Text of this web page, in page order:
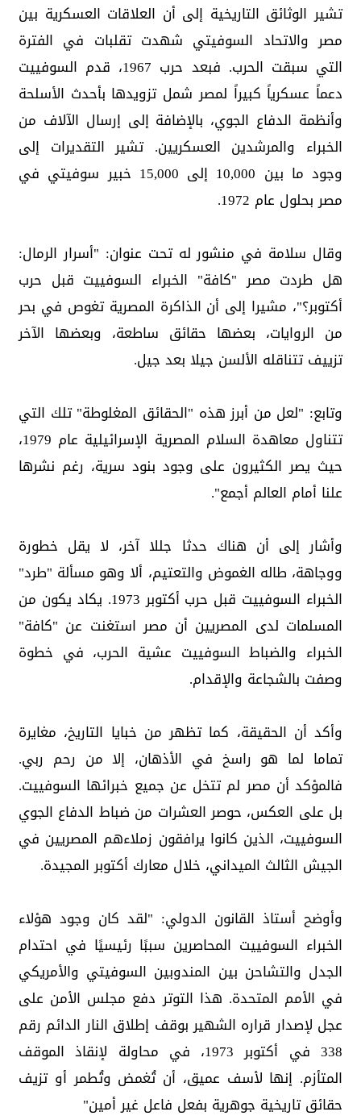
تشير الوثائق التاريخية إلى أن العلاقات العسكرية بين
مصر والاتحاد السوفيتي شهدت تقلبات في الفترة
التي سبقت الحرب. فبعد حرب 1967، قدم السوفييت
دعماً عسكرياً كبيراً لمصر شمل تزويدها بأحدث الأسلحة
وأنظمة الدفاع الجوي، بالإضافة إلى إرسال الآلاف من
الخبراء والمرشدين العسكريين. تشير التقديرات إلى
وجود ما بين 10,000 إلى 15,000 خبير سوفيتي في
مصر بحلول عام 1972.
وقال سلامة في منشور له تحت عنوان: "أسرار الرمال:
هل طردت مصر "كافة" الخبراء السوفييت قبل حرب
أكتوبر؟"، مشيرا إلى أن الذاكرة المصرية تغوص في بحر
من الروايات، بعضها حقائق ساطعة، وبعضها الآخر
تزييف تتناقله الألسن جيلا بعد جيل.
وتابع: "لعل من أبرز هذه "الحقائق المغلوطة" تلك التي
تتناول معاهدة السلام المصرية الإسرائيلية عام 1979،
حيث يصر الكثيرون على وجود بنود سرية، رغم نشرها
علنا أمام العالم أجمع".
وأشار إلى أن هناك حدثا جللا آخر، لا يقل خطورة
ووجاهة، طاله الغموض والتعتيم، ألا وهو مسألة "طرد"
الخبراء السوفييت قبل حرب أكتوبر 1973. يكاد يكون من
المسلمات لدى المصريين أن مصر استغنت عن "كافة"
الخبراء والضباط السوفييت عشية الحرب، في خطوة
وصفت بالشجاعة والإقدام.
وأكد أن الحقيقة، كما تظهر من خبايا التاريخ، مغايرة
تماما لما هو راسخ في الأذهان، إلا من رحم ربي.
فالمؤكد أن مصر لم تتخل عن جميع خبرائها السوفييت.
بل على العكس، حوصر العشرات من ضباط الدفاع الجوي
السوفييت، الذين كانوا يرافقون زملاءهم المصريين في
الجيش الثالث الميداني، خلال معارك أكتوبر المجيدة.
وأوضح أستاذ القانون الدولي: "لقد كان وجود هؤلاء
الخبراء السوفييت المحاصرين سببًا رئيسيًا في احتدام
الجدل والتشاحن بين المندوبين السوفيتي والأمريكي
في الأمم المتحدة. هذا التوتر دفع مجلس الأمن على
عجل لإصدار قراره الشهير بوقف إطلاق النار الدائم رقم
338 في أكتوبر 1973، في محاولة لإنقاذ الموقف
المتأزم. إنها لأسف عميق، أن تُغمض وتُطمر أو تزيف
حقائق تاريخية جوهرية بفعل فاعل غير أمين"